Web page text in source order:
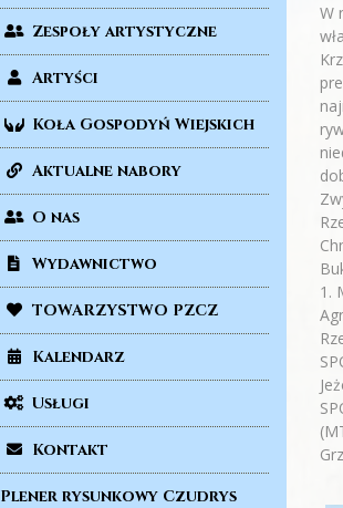
Zespoły artystyczne
Artyści
Koła Gospodyń Wiejskich
Aktualne nabory
O nas
Wydawnictwo
TOWARZYSTWO PZCZ
Kalendarz
Usługi
Kontakt
Plener rysunkowy Czudrys
W
1.